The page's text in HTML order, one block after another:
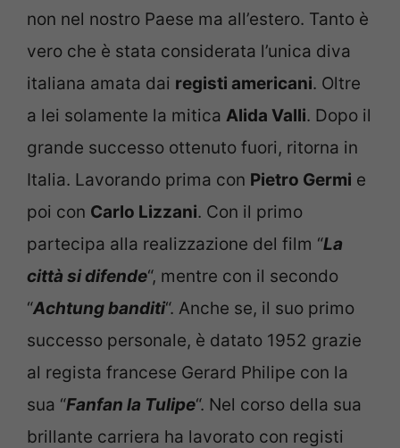
non nel nostro Paese ma all’estero. Tanto è
vero che è stata considerata l’unica diva
italiana amata dai registi americani. Oltre
a lei solamente la mitica Alida Valli. Dopo il
grande successo ottenuto fuori, ritorna in
Italia. Lavorando prima con Pietro Germi e
poi con Carlo Lizzani. Con il primo
partecipa alla realizzazione del film “La
città si difende“, mentre con il secondo
“Achtung banditi“. Anche se, il suo primo
successo personale, è datato 1952 grazie
al regista francese Gerard Philipe con la
sua “Fanfan la Tulipe“. Nel corso della sua
brillante carriera ha lavorato con registi